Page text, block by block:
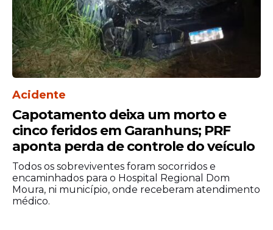
Acidente
Capotamento deixa um morto e
cinco feridos em Garanhuns; PRF
aponta perda de controle do veículo
Todos os sobreviventes foram socorridos e
encaminhados para o Hospital Regional Dom
Moura, ni município, onde receberam atendimento
médico.